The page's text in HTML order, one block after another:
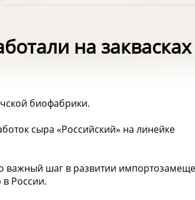
на заквасках
биофабрики.
сыра «Российский» на линейке
важный шаг в развитии
в России.